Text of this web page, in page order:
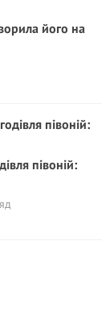
його на
півоній: